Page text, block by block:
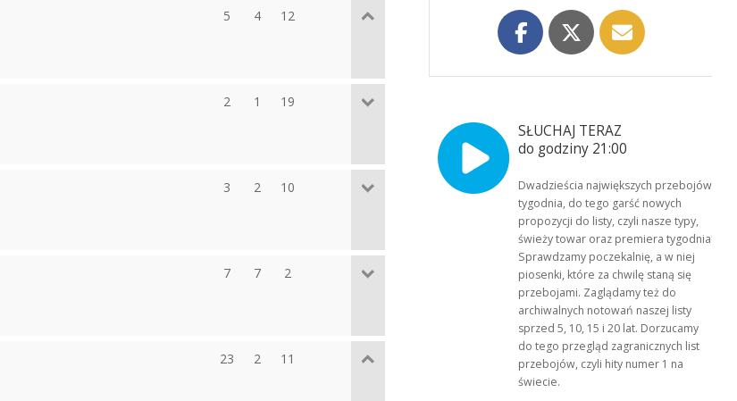
5 4 12
2 1 19
3 2 10
7 7 2
23 2 11
SŁUCHAJ TERAZ
do godziny 21:00
Dwadzieścia największych przebojów
tygodnia, do tego garść nowych
propozycji do listy, czyli nasze typy,
świeży towar oraz premiera tygodnia!
Sprawdzamy poczekalnię, a w niej
piosenki, które za chwilę staną się
przebojami. Zaglądamy też do
archiwalnych notowań naszej listy
sprzed 5, 10, 15 i 20 lat. Dorzucamy
do tego przegląd zagranicznych list
przebojów, czyli hity numer 1 na
świecie.